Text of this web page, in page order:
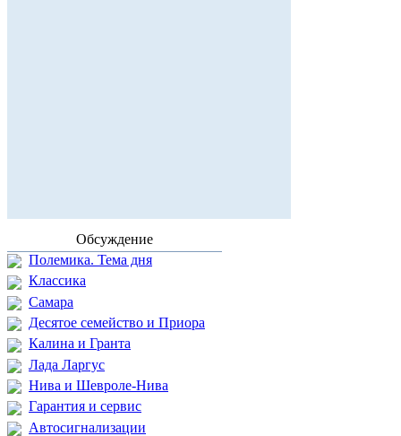
Обсуждение
Полемика. Тема дня
Классика
Самара
Десятое семейство и Приора
Калина и Гранта
Лада Ларгус
Нива и Шевроле-Нива
Гарантия и сервис
Автосигнализации